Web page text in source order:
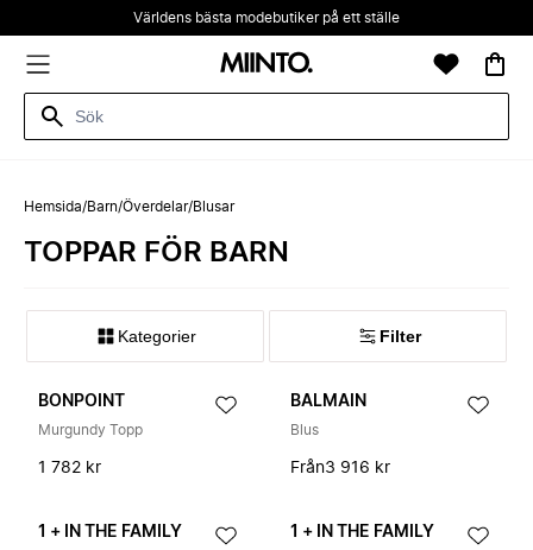
Världens bästa modebutiker på ett ställe
Hemsida/Barn/Överdelar/Blusar
TOPPAR FÖR BARN
Kategorier Filter
BONPOINT
Murgundy Topp
1 782 kr
BALMAIN
Blus
Från3 916 kr
1 + IN THE FAMILY 1 + IN THE FAMILY